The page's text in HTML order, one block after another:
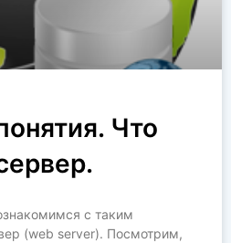
Что
с таким
(web server). Посмотрим,